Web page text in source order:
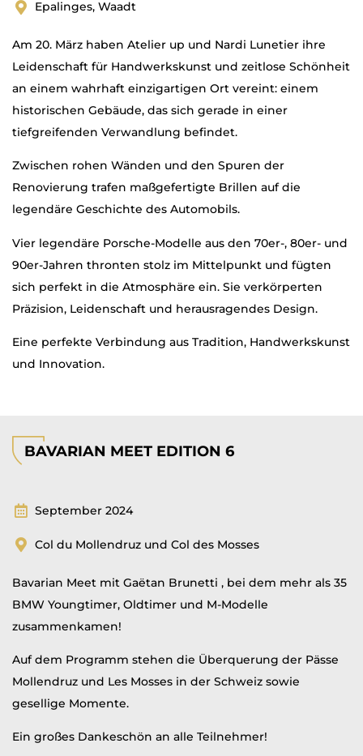
Epalinges, Waadt
Am 20. März haben Atelier up und Nardi Lunetier ihre
Leidenschaft für Handwerkskunst und zeitlose Schönheit
an einem wahrhaft einzigartigen Ort vereint: einem
historischen Gebäude, das sich gerade in einer
tiefgreifenden Verwandlung befindet.
Zwischen rohen Wänden und den Spuren der
Renovierung trafen maßgefertigte Brillen auf die
legendäre Geschichte des Automobils.
Vier legendäre Porsche-Modelle aus den 70er-, 80er- und
90er-Jahren thronten stolz im Mittelpunkt und fügten
sich perfekt in die Atmosphäre ein. Sie verkörperten
Präzision, Leidenschaft und herausragendes Design.
Eine perfekte Verbindung aus Tradition, Handwerkskunst
und Innovation.
BAVARIAN MEET EDITION 6
September 2024
Col du Mollendruz und Col des Mosses
Bavarian Meet mit Gaëtan Brunetti , bei dem mehr als 35
BMW Youngtimer, Oldtimer und M-Modelle
zusammenkamen!
Auf dem Programm stehen die Überquerung der Pässe
Mollendruz und Les Mosses in der Schweiz sowie
gesellige Momente.
Ein großes Dankeschön an alle Teilnehmer!